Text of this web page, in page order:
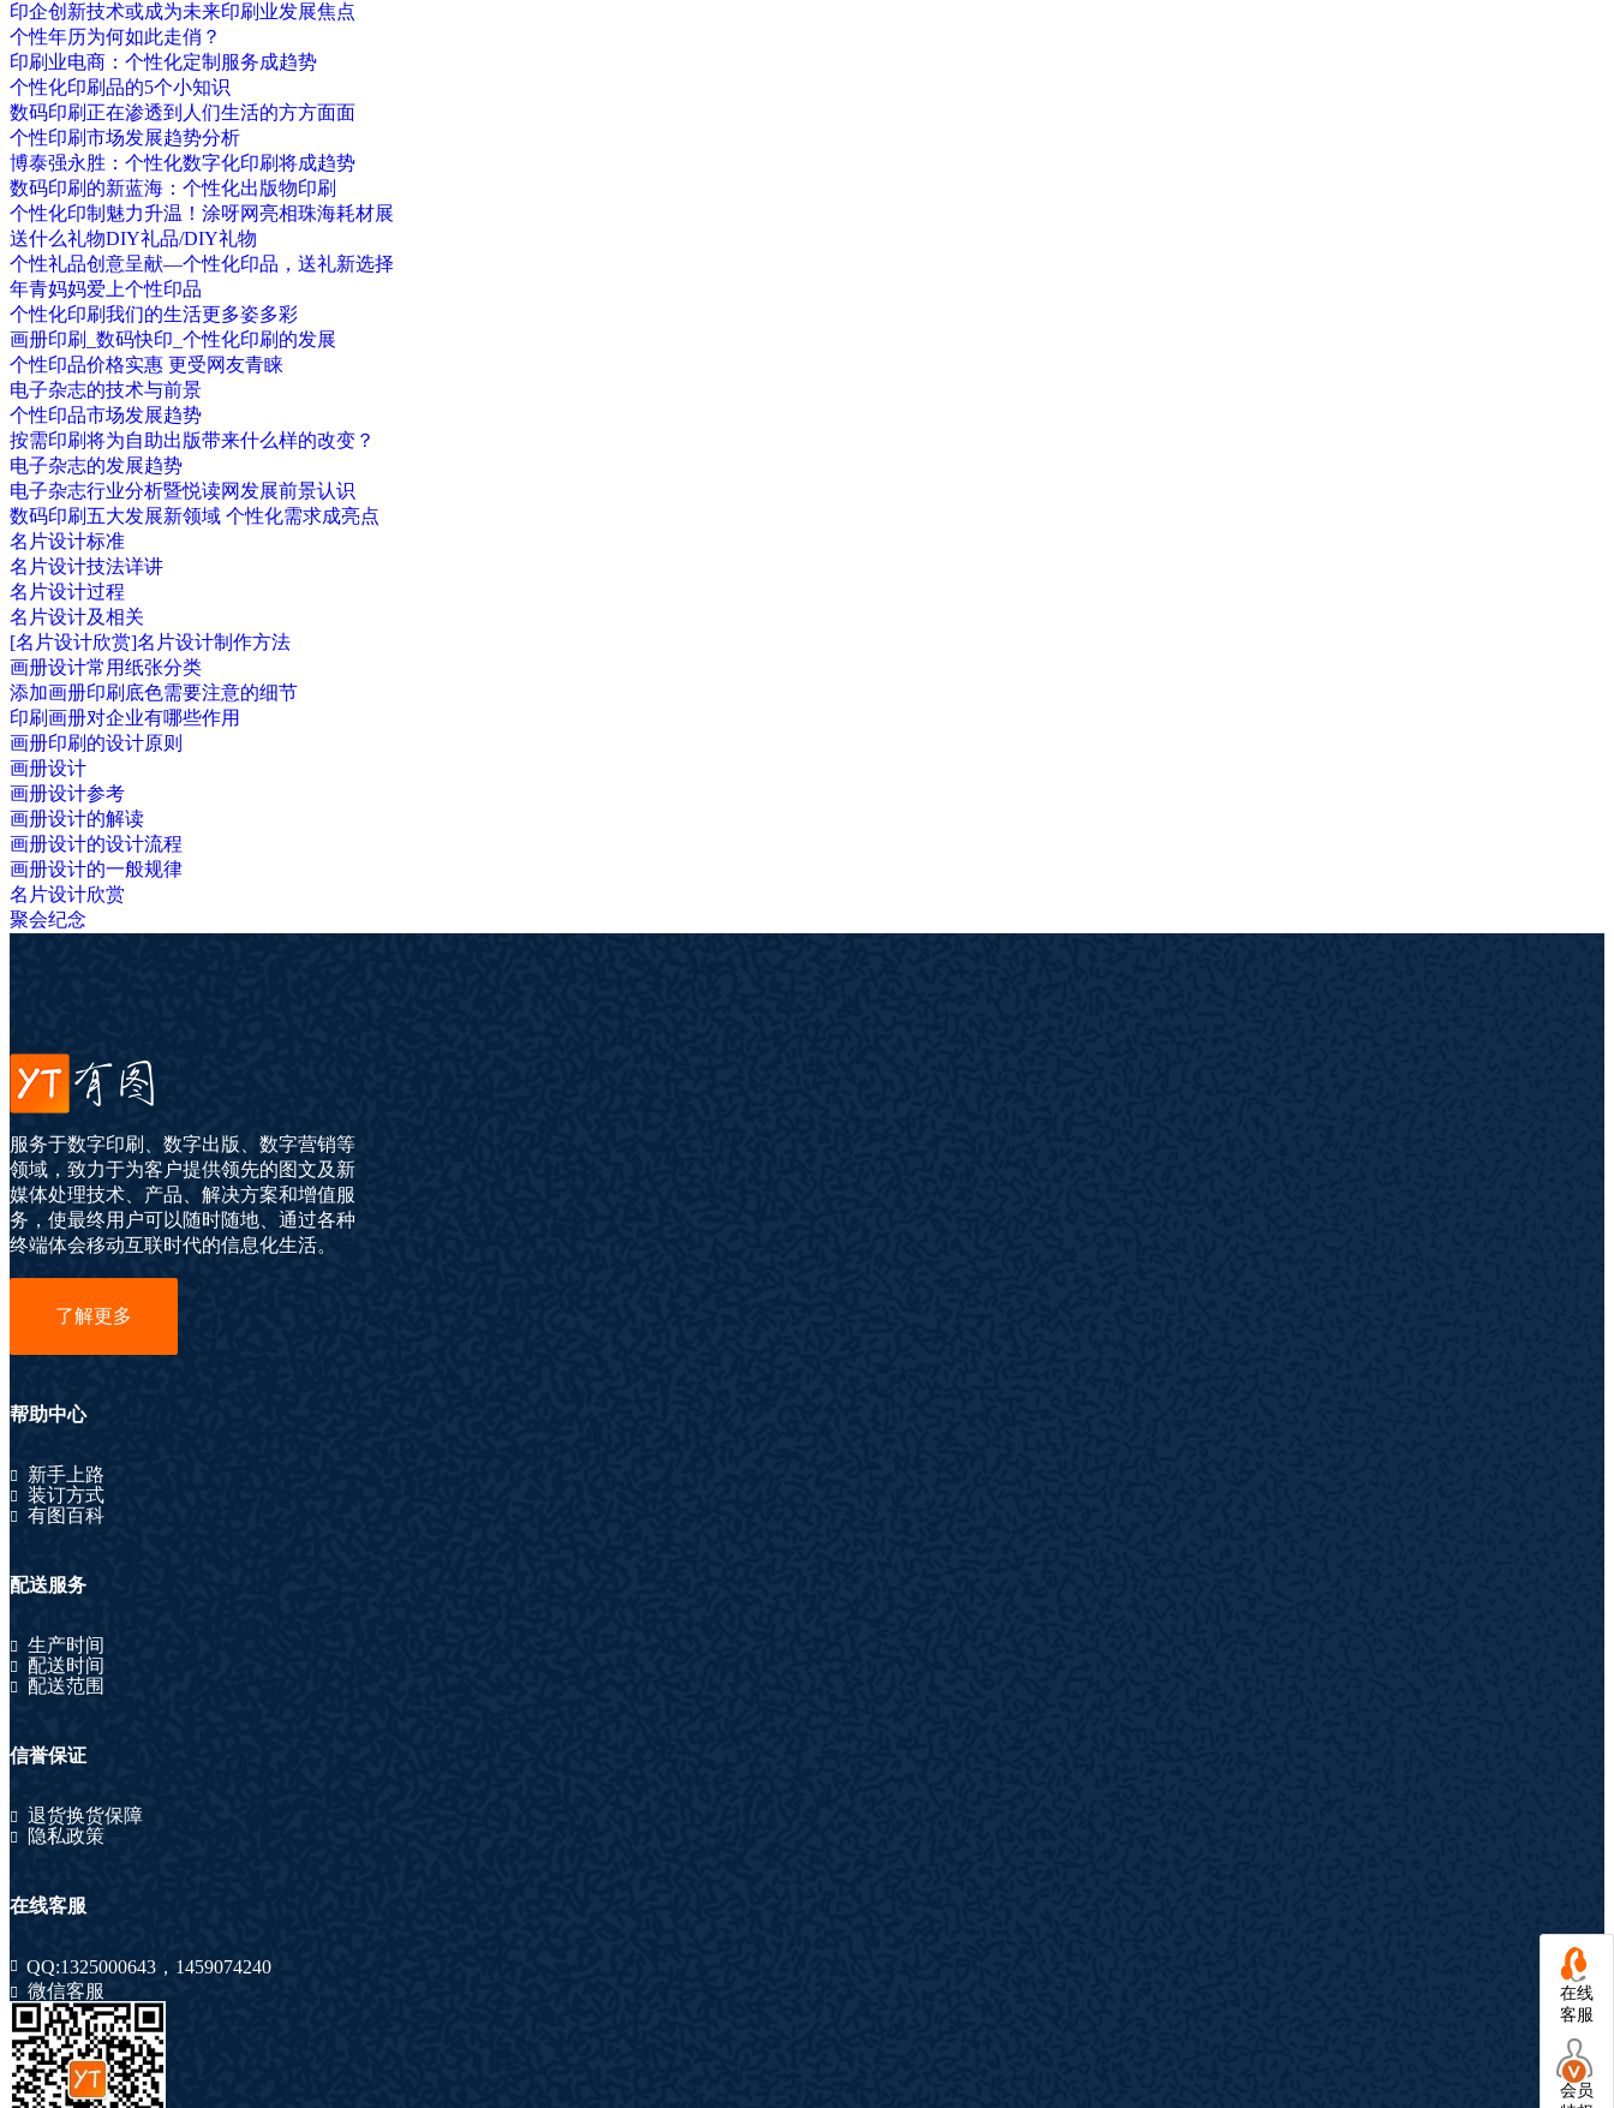
印企创新技术或成为未来印刷业发展焦点
个性年历为何如此走俏？
印刷业电商：个性化定制服务成趋势
个性化印刷品的5个小知识
数码印刷正在渗透到人们生活的方方面面
个性印刷市场发展趋势分析
博泰强永胜：个性化数字化印刷将成趋势
数码印刷的新蓝海：个性化出版物印刷
个性化印制魅力升温！涂呀网亮相珠海耗材展
送什么礼物DIY礼品/DIY礼物
个性礼品创意呈献—个性化印品，送礼新选择
年青妈妈爱上个性印品
个性化印刷我们的生活更多姿多彩
画册印刷_数码快印_个性化印刷的发展
个性印品价格实惠 更受网友青睐
电子杂志的技术与前景
个性印品市场发展趋势
按需印刷将为自助出版带来什么样的改变？
电子杂志的发展趋势
电子杂志行业分析暨悦读网发展前景认识
数码印刷五大发展新领域 个性化需求成亮点
名片设计标准
名片设计技法详讲
名片设计过程
名片设计及相关
[名片设计欣赏]名片设计制作方法
画册设计常用纸张分类
添加画册印刷底色需要注意的细节
印刷画册对企业有哪些作用
画册印刷的设计原则
画册设计
画册设计参考
画册设计的解读
画册设计的设计流程
画册设计的一般规律
名片设计欣赏
聚会纪念
服务于数字印刷、数字出版、数字营销等
领域，致力于为客户提供领先的图文及新
媒体处理技术、产品、解决方案和增值服
务，使最终用户可以随时随地、通过各种
终端体会移动互联时代的信息化生活。
了解更多
帮助中心
新手上路
装订方式
有图百科
配送服务
生产时间
配送时间
配送范围
信誉保证
退货换货保障
隐私政策
在线客服
QQ:1325000643 ， 1459074240
微信客服
在线
客服
会员